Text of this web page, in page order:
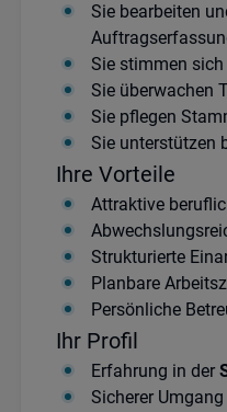
Sie bearbeiten
Sie stimmen
Sie überwachen
Sie pflegen
Sie unterstützen
Ihre Vorteile
Attraktive
Strukturierte
Planbare
Persönliche
Ihr Profil
Erfahrung in der
Sicherer